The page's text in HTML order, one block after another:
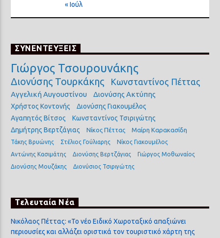
« Ιούλ
ΣΥΝΕΝΤΕΥΞΕΙΣ
Γιώργος Τσουρουνάκης
Διονύσης Τουρκάκης Κωνσταντίνος Πέττας
Αγγελική Αυγουστίνου Διονύσης Ακτύπης
Χρήστος Κοντονής
Διονύσης Γιακουμέλος
Αγαπητός Βίτσος
Κωνσταντίνος Τσιριγώτης
Δημήτρης Βερτζάγιας
Νίκος Πέττας Μαίρη Καρακασίδη
Τάκης Βρυώνης Στέλιος Γούλιαρης
Νίκος Γιακουμέλος
Αντώνης Κασιμάτης
Διονύσης Βερτζάγιας
Γιώργος Μοθωναίος
Διονύσης Μουζάκης
Διονύσιος Τσιριγώτης
Τελευταία Νέα
Νικόλαος Πέττας: «Το νέο Ειδικό Χωροταξικό απαξιώνει
περιουσίες και αλλάζει οριστικά τον τουριστικό χάρτη της